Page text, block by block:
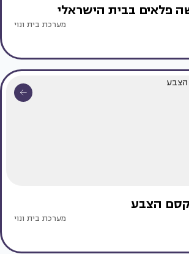
פלאים בבית הישראלי
מערכת בית ונוי
הצבע
מערכת בית ונוי